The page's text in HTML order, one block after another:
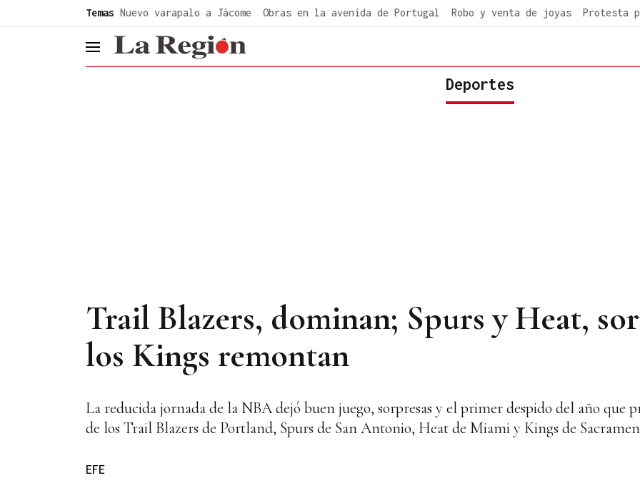
Temas Nuevo varapalo a Jácome Obras en la avenida de Portugal Robo y venta de joyas Protesta
header.menu.open
Deportes
Trail Blazers, dominan; Spurs y Heat,
los Kings remontan
La reducida jornada de la NBA dejó buen juego, sorpresas y el primer despido del año que
de los Trail Blazers de Portland, Spurs de San Antonio, Heat de Miami y Kings de
EFE